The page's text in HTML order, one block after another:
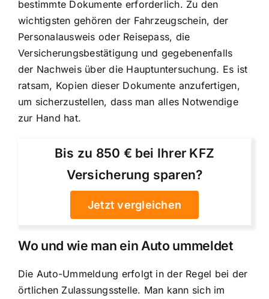
bestimmte Dokumente erforderlich. Zu den
wichtigsten gehören der Fahrzeugschein, der
Personalausweis oder Reisepass, die
Versicherungsbestätigung und gegebenenfalls
der Nachweis über die Hauptuntersuchung. Es ist
ratsam, Kopien dieser Dokumente anzufertigen,
um sicherzustellen, dass man alles Notwendige
zur Hand hat.
Bis zu 850 € bei Ihrer KFZ
Versicherung sparen?
Jetzt vergleichen
Wo und wie man ein Auto ummeldet
Die Auto-Ummeldung erfolgt in der Regel bei der
örtlichen Zulassungsstelle. Man kann sich im